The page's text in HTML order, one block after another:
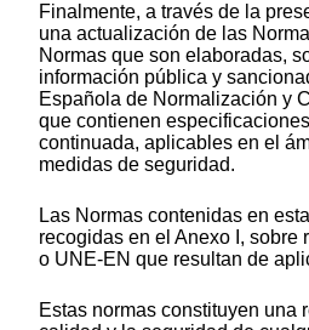
Finalmente, a través de la
una actualización de las
Normas que son elaboradas,
información pública y
Española de Normalización y
que contienen
continuada, aplicables en el
medidas de seguridad.
Las Normas contenidas en
recogidas en el Anexo I, sobre
o UNE-EN que resultan de
Estas normas constituyen una